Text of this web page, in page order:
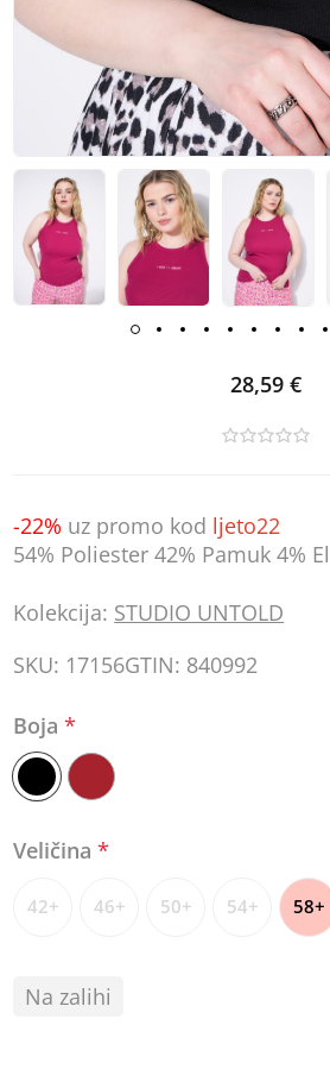
28,59 €
-22% uz promo kod ljeto22
54% Poliester 42% Pamuk 4%
Kolekcija: STUDIO UNTOLD
SKU: 17156GTIN: 840992
Boja*
Veličina*
42+ 46+ 50+ 54+ 58+
Na zalihi